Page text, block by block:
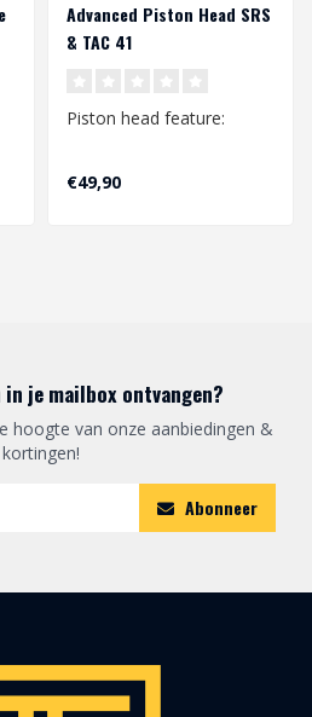
Advanced Piston Head SRS
& TAC 41
Piston head feature:
– Viton Oring met een
geventileerd ontwerp.
€49,90
je mailbox ontvangen?
hoogte van onze aanbiedingen &
kortingen!
Abonneer